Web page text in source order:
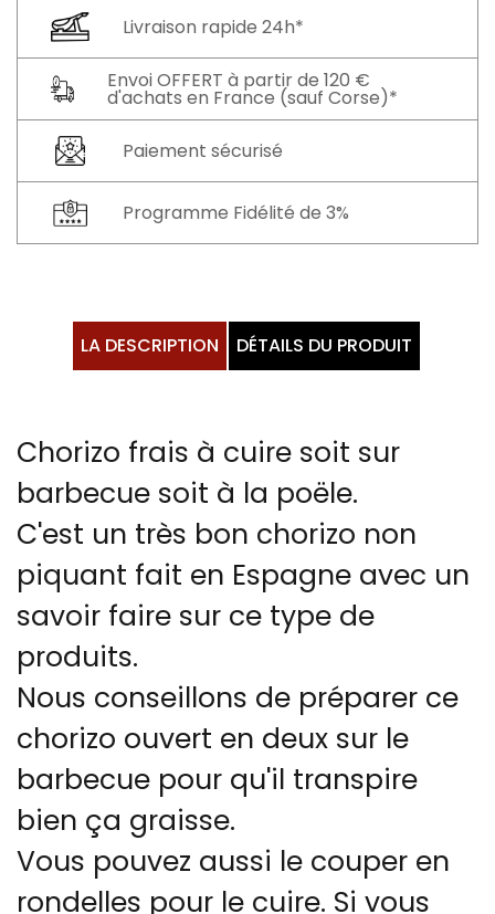
Livraison rapide 24h*
Envoi OFFERT à partir de 120 €
d'achats en France (sauf Corse)*
Paiement sécurisé
Programme Fidélité de 3%
LA DESCRIPTION DÉTAILS DU PRODUIT
Chorizo frais à cuire soit sur
barbecue soit à la poële.
C'est un très bon chorizo non
piquant fait en Espagne avec un
savoir faire sur ce type de
produits.
Nous conseillons de préparer ce
chorizo ouvert en deux sur le
barbecue pour qu'il transpire
bien ça graisse.
Vous pouvez aussi le couper en
rondelles pour le cuire. Si vous